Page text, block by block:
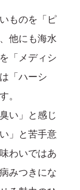
ものを「ピ
他にも海水
「メディシ
「ハーシ
。
い」と感じ
」と苦手意
わいではあ
みつきにな